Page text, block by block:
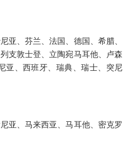
亚、芬兰、法国、德国、希腊、
支敦士登、立陶宛马耳他、卢森
亚、西班牙、瑞典、瑞士、突尼
亚、马来西亚、马耳他、密克罗